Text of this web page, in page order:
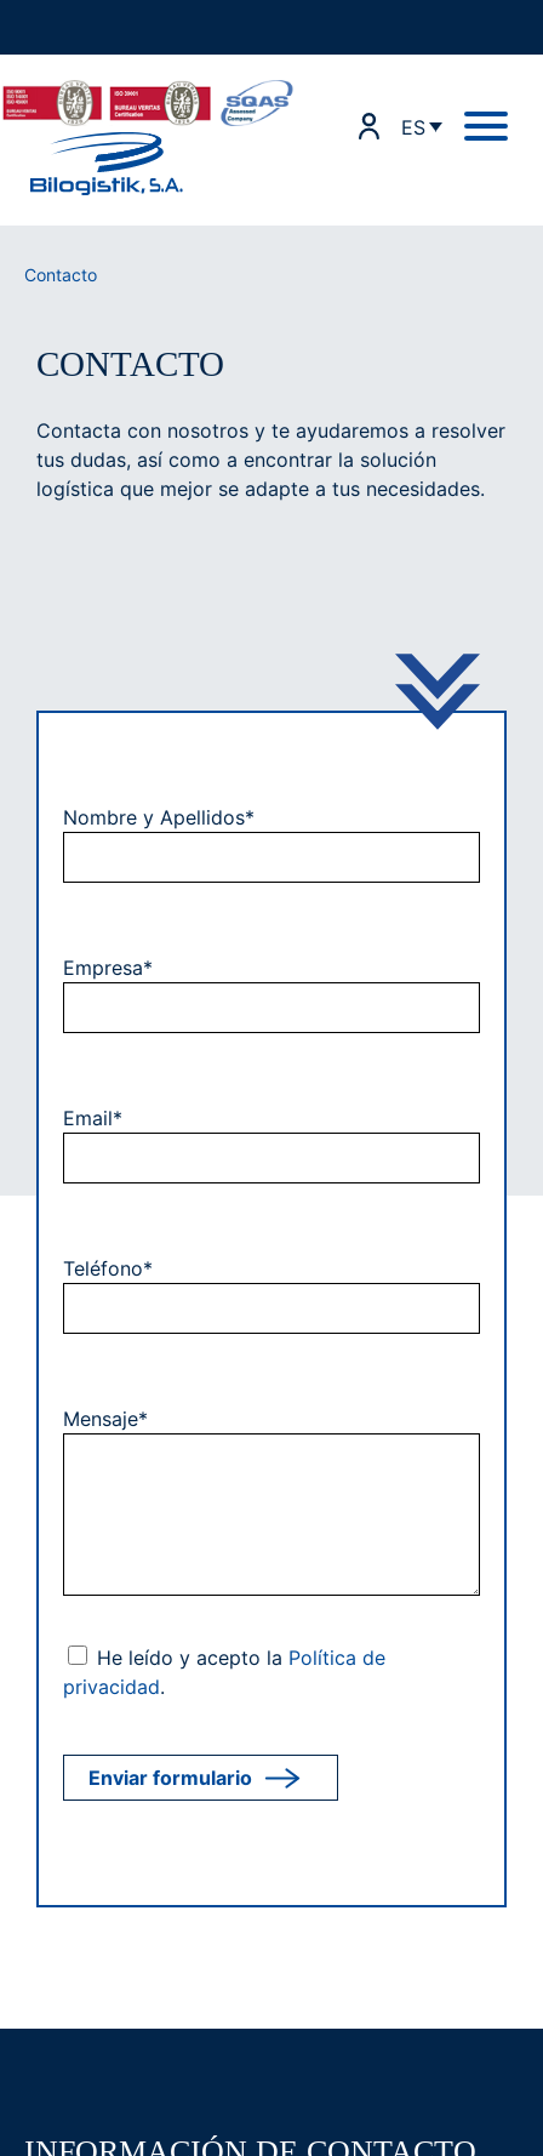
ES
Contacto
CONTACTO
Contacta con nosotros y te ayudaremos a resolver
tus dudas, así como a encontrar la solución
logística que mejor se adapte a tus necesidades.
Nombre y Apellidos*
Empresa*
Email*
Teléfono*
Mensaje*
He leído y acepto la Política de
privacidad.